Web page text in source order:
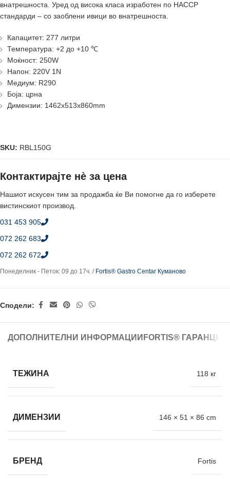
внатрешноста. Уред од висока класа изработен по HACCP
стандарди – со заоблени ивици во внатрешноста.
Капацитет: 277 литри
Температура: +2 до +10 ℃
Моќност: 250W
Напон: 220V 1N
Медиум: R290
Боја: црна
Димензии: 1462x513x860mm
SKU: RBL150G
Контактирајте нè за цена
Нашиот искусен тим за продажба ќе Ви помогне да го изберете
вистинскиот производ.
031 453 905
072 262 683
072 262 672
Понеделник - Петок: 09 до 17ч. / Fortis® Gastro Centar Куманово
Сподели:
ДОПОЛНИТЕЛНИ ИНФОРМАЦИИ FORTIS®
ТЕЖИНА 118 кг
ДИМЕНЗИИ 146 × 51 × 86 cm
БРЕНД Fortis